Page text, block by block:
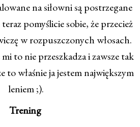
na siłowni są postrzegane
pomyślicie sobie, że przecież
w rozpuszczonych włosach.
to nie przeszkadza i zawsze tak
to właśnie ja jestem największym
leniem ;).
Trening